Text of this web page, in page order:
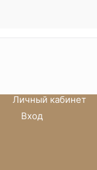
Личный кабинет
Вход